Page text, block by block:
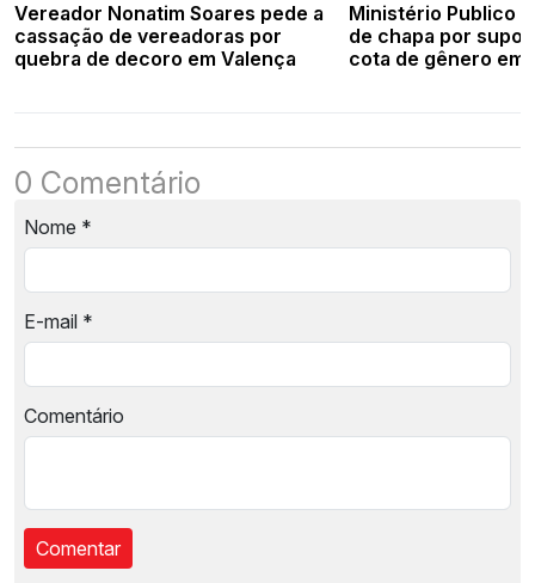
Vereador Nonatim Soares pede a
cassação de vereadoras por
quebra de decoro em Valença
Ministério Publico
de chapa por
cota de gênero em
0 Comentário
Nome *
E-mail *
Comentário